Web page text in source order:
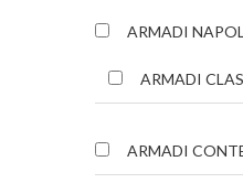
ARMADI
ARMADI
ARMADI